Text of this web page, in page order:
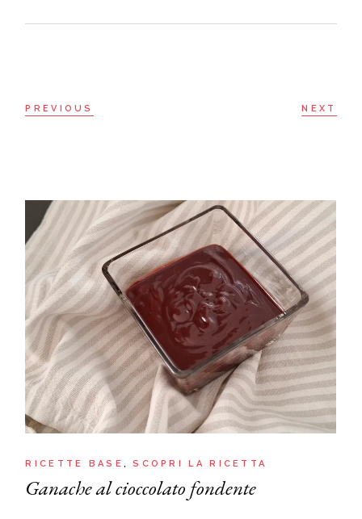
PREVIOUS NEXT
RICETTE BASE SCOPRI LA RICETTA
Ganache al cioccolato fondente